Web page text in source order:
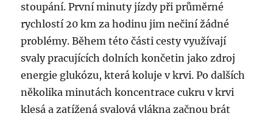
stoupání. První minuty jízdy při průměrné
rychlostí 20 km za hodinu jim nečiní žádné
problémy. Během této části cesty využívají
svaly pracujících dolních končetin jako zdroj
energie glukózu, která koluje v krvi. Po dalších
několika minutách koncentrace cukru v krvi
klesá a zatížená svalová vlákna začnou brát